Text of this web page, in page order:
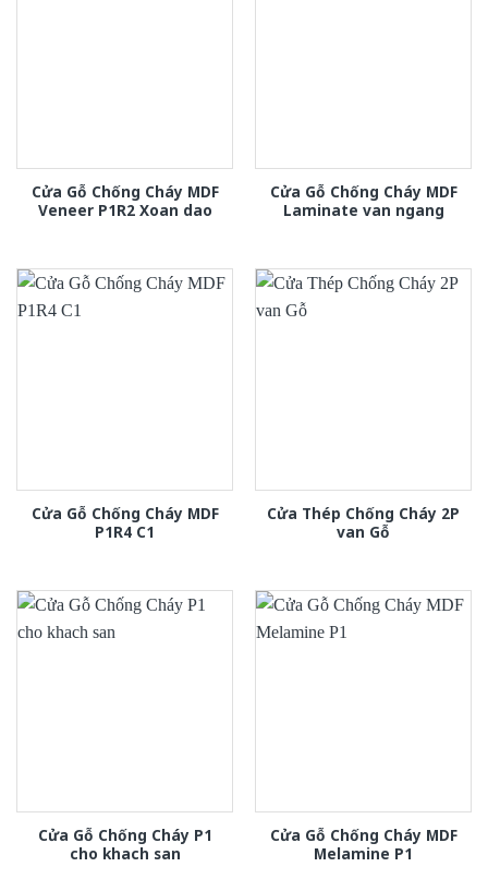
Cửa Gỗ Chống Cháy MDF
Veneer P1R2 Xoan dao
Cửa Gỗ Chống Cháy MDF
Laminate van ngang
Cửa Gỗ Chống Cháy MDF
P1R4 C1
Cửa Thép Chống Cháy 2P
van Gỗ
Cửa Gỗ Chống Cháy P1
cho khach san
Cửa Gỗ Chống Cháy MDF
Melamine P1